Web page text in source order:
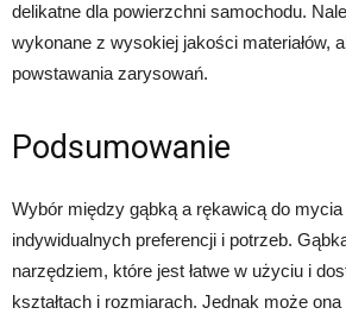
delikatne dla powierzchni samochodu.
wykonane z wysokiej jakości materiałów,
powstawania zarysowań.
Podsumowanie
Wybór między gąbką a rękawicą do
indywidualnych preferencji i potrzeb.
narzędziem, które jest łatwe w użyciu i
kształtach i rozmiarach. Jednak może